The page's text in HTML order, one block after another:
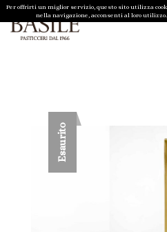
Cioccolato della Sergenzia di Scicli
Esaurito
Per offrirti un miglior servizio, questo sito utilizza
nella navigazione, acconsenti al loro utilizzo.